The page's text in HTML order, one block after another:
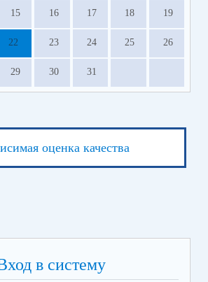
15 16 17 18 19
22 23 24 25 26
29 30 31
оценка качества
в систему